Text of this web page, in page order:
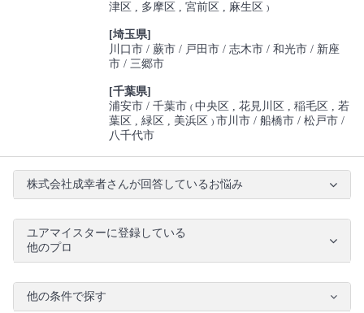
津区
多摩区 宮前区 麻生区)
[埼玉県]
川口市 蕨市 戸田市 志木市 和光市 新座
市 三郷市
[千葉県]
浦安市 千葉市(中央区 花見川区 稲毛区
若
葉区
緑区 美浜区) 市川市 船橋市 松戸市
八千代市
株式会社成幸者さんが回答しているお悩み
ユアマイスターに登録している
他のプロ
他の条件で探す